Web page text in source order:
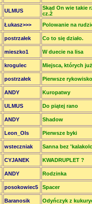
ULMUS
Skąd On wie takie
cz.2
Łukasz>>> Polowanie na
postrzałek Co to się działo.
mieszko1 W duecie na lisa
krogulec Miejsca, których
postrzałek Pierwsze rykowisko
ANDY Kuropatwy
ULMUS Do piątej rano
ANDY Shadow
Leon_Ols Pierwsze byki
wsteczniak Sanna bez
CYJANEK KWADRUPLET ?
ANDY Rodzinka
posokowiec5 Spacer
Baranosik Odyńczyk z